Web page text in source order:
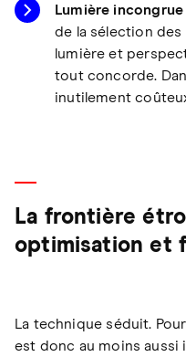
Lumière
de la sélection des
lumière et
tout concorde.
inutilement
La frontière
optimisation et
La technique séduit.
est donc au moins aussi